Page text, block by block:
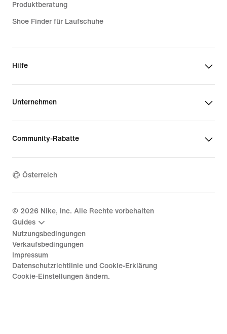
Produktberatung
Shoe Finder für Laufschuhe
Hilfe
Unternehmen
Community-Rabatte
Österreich
© 2026 Nike, Inc. Alle Rechte vorbehalten
Guides
Nutzungsbedingungen
Verkaufsbedingungen
Impressum
Datenschutzrichtlinie und Cookie-Erklärung
Cookie-Einstellungen ändern.